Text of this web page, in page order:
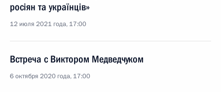
росіян та українців»
12 июля 2021 года, 17:00
Встреча с Виктором Медведчуком
6 октября 2020 года, 17:00